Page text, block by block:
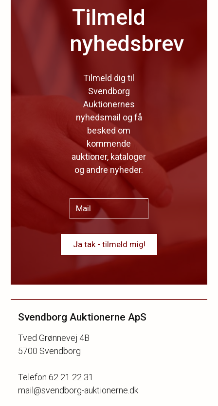
Tilmeld
nyhedsbrev
Tilmeld dig til
Svendborg
Auktionernes
nyhedsmail og få
besked om
kommende
auktioner, kataloger
og andre nyheder.
Ja tak - tilmeld mig!
Svendborg Auktionerne ApS
Tved Grønnevej 4B
5700 Svendborg
Telefon 62 21 22 31
mail@svendborg-auktionerne.dk